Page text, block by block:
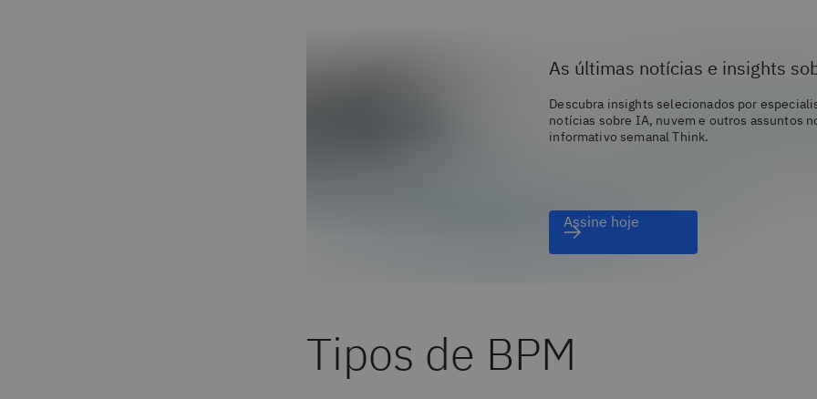
As últimas notícias e insights
Descubra insights selecionados por
notícias sobre IA, nuvem e outros assuntos
informativo semanal Think.
Assine hoje
Tipos de BPM